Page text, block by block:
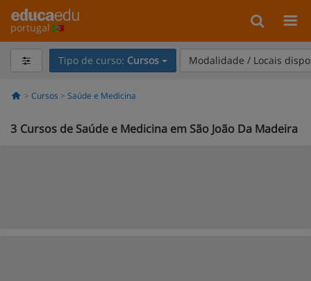
portugal
Tipo de curso: Cursos Modalidade / Locais
Cursos Saúde e Medicina
3 Cursos de Saúde e Medicina em São João Da Madeira